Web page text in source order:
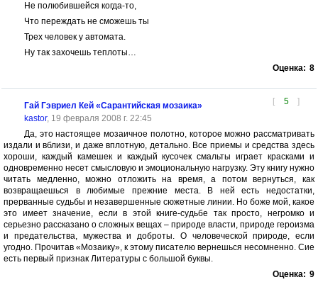
Не полюбившейся когда-то,
Что переждать не сможешь ты
Трех человек у автомата.
Ну так захочешь теплоты…
Оценка: 8
[ 5 ]
Гай Гэвриел Кей «Сарантийская мозаика»
kastor, 19 февраля 2008 г. 22:45
Да, это настоящее мозаичное полотно, которое можно рассматривать
издали и вблизи, и даже вплотную, детально. Все приемы и средства здесь
хороши, каждый камешек и каждый кусочек смальты играет красками и
одновременно несет смысловую и эмоциональную нагрузку. Эту книгу нужно
читать медленно, можно отложить на время, а потом вернуться, как
возвращаешься в любимые прежние места. В ней есть недостатки,
прерванные судьбы и незавершенные сюжетные линии. Но боже мой, какое
это имеет значение, если в этой книге-судьбе так просто, негромко и
серьезно рассказано о сложных вещах – природе власти, природе героизма
и предательства, мужества и доброты. О человеческой природе, если
угодно. Прочитав «Мозаику», к этому писателю вернешься несомненно. Сие
есть первый признак Литературы с большой буквы.
Оценка: 9